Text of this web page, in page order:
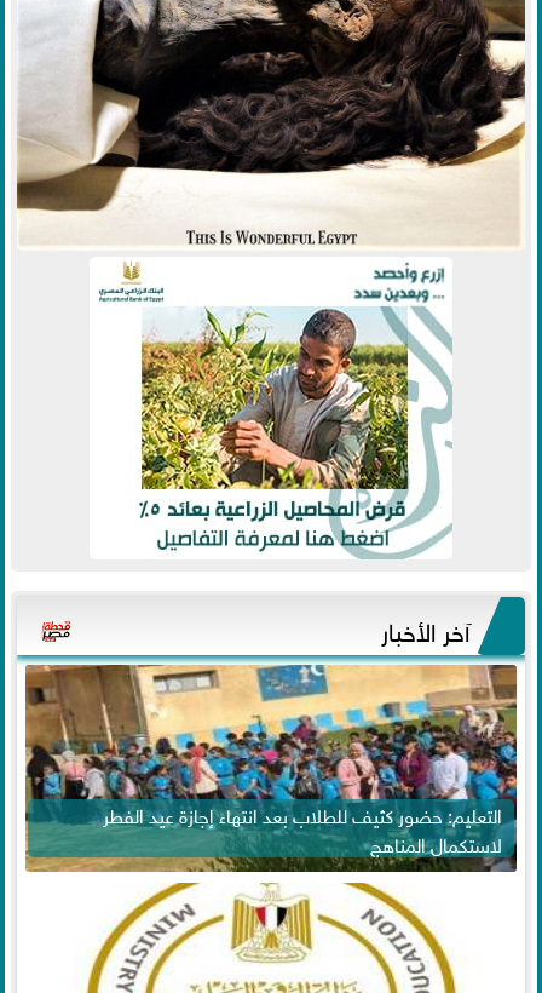
آخر الأخبار
التعليم: حضور كثيف للطلاب بعد انتهاء إجازة عيد الفطر
لاستكمال المناهج